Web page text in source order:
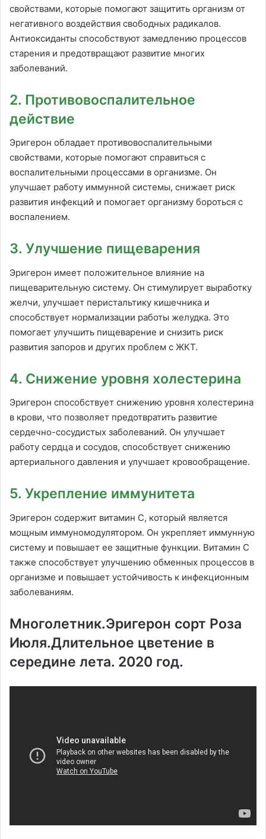
свойствами, которые помогают защитить организм от
негативного воздействия свободных радикалов.
Антиоксиданты способствуют замедлению процессов
старения и предотвращают развитие многих
заболеваний.
2. Противовоспалительное
действие
Эригерон обладает противовоспалительными
свойствами, которые помогают справиться с
воспалительными процессами в организме. Он
улучшает работу иммунной системы, снижает риск
развития инфекций и помогает организму бороться с
воспалением.
3. Улучшение пищеварения
Эригерон имеет положительное влияние на
пищеварительную систему. Он стимулирует выработку
желчи, улучшает перистальтику кишечника и
способствует нормализации работы желудка. Это
помогает улучшить пищеварение и снизить риск
развития запоров и других проблем с ЖКТ.
4. Снижение уровня холестерина
Эригерон способствует снижению уровня холестерина
в крови, что позволяет предотвратить развитие
сердечно-сосудистых заболеваний. Он улучшает
работу сердца и сосудов, способствует снижению
артериального давления и улучшает кровообращение.
5. Укрепление иммунитета
Эригерон содержит витамин С, который является
мощным иммуномодулятором. Он укрепляет иммунную
систему и повышает ее защитные функции. Витамин С
также способствует улучшению обменных процессов в
организме и повышает устойчивость к инфекционным
заболеваниям.
Многолетник.Эригерон сорт Роза
Июля.Длительное цветение в
середине лета. 2020 год.